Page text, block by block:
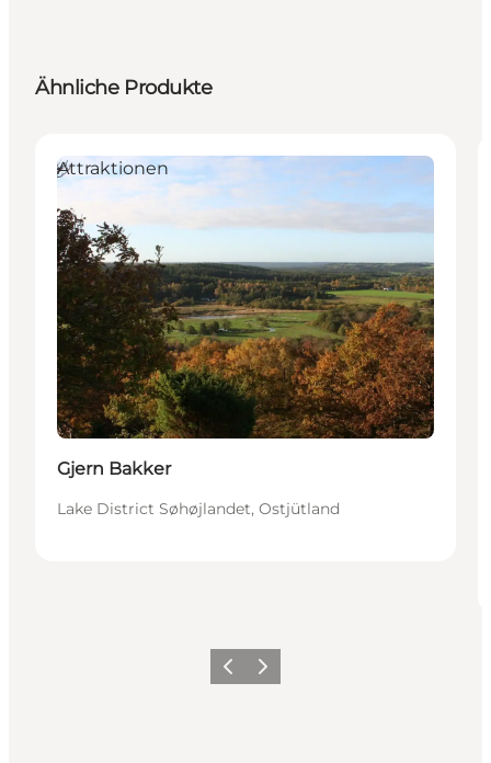
Ähnliche Produkte
Attraktionen
Gjern Bakker
Lake District Søhøjlandet, Ostjütland
ZurückWeiter